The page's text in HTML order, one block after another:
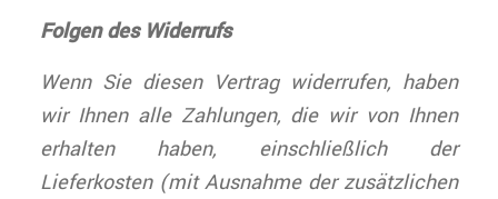
Folgen des Widerrufs
Wenn Sie diesen Vertrag widerrufen, haben
wir Ihnen alle Zahlungen, die wir von Ihnen
erhalten haben, einschließlich der
Lieferkosten (mit Ausnahme der zusätzlichen